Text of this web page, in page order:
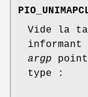
Vide la
informant
argp
type :